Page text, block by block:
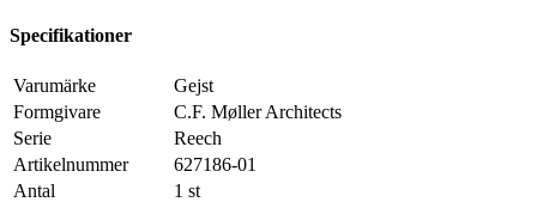
Specifikationer
Varumärke
Gejst
Formgivare
C.F. Møller Architects
Serie
Reech
Artikelnummer
627186-01
Antal
1 st